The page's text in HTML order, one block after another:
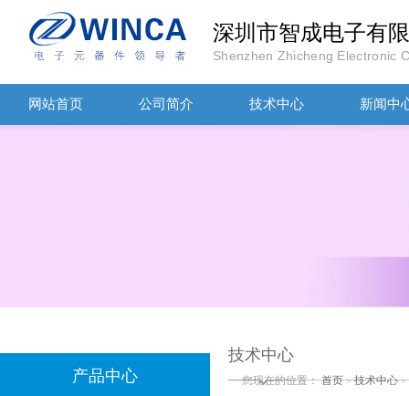
深圳市智成电子有
Shenzhen Zhicheng Electronic
网站首页 公司简介 技术中心 新闻中
产品中心
技术中心
您现在的位置：首页 > 技术中心 >